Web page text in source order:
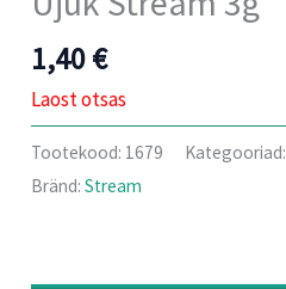
1,40€
Laost otsas
Tootekood: 1679 Kategooriad:
Bränd:Stream